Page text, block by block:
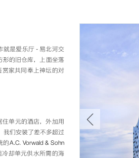
就是爱乐厅 - 易北河交
形的旧仓库，上面坐落
赏家共同奉上神坛的对
单元的酒店，外加用
我们安装了差不多超过
A.C. Vorwald & Sohn
冷却单元供水所需的海